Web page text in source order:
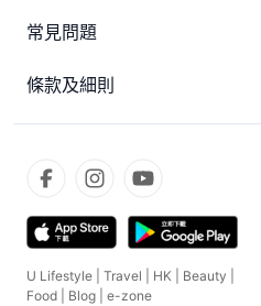
常見問題
條款及細則
U Lifestyle Travel HK Beauty
Food
Blog e-zone